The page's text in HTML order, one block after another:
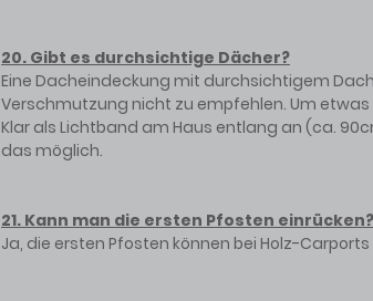
20. Gibt es durchsichtige Dächer?
Eine Dacheindeckung mit durchsichtigem
Verschmutzung nicht zu empfehlen. Um etwas
Klar als Lichtband am Haus entlang an (ca.
das möglich.
21. Kann man die ersten Pfosten einrücken?
Ja, die ersten Pfosten können bei Holz-